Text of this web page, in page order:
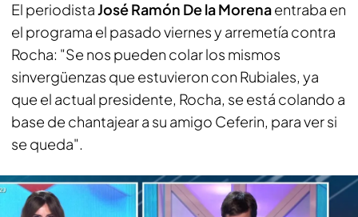
El periodistaJosé Ramón De la Morenaentraba en
el programa el pasado viernes y arremetía contra
Rocha: "Se nos pueden colar los mismos
sinvergüenzas que estuvieron con Rubiales, ya
que el actual presidente, Rocha, se está colando a
base de chantajear a su amigo Ceferin, para ver si
se queda".